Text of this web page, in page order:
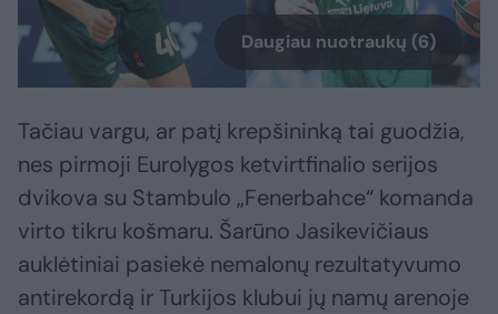
Daugiau nuotraukų (6)
Tačiau vargu, ar patį krepšininką tai guodžia,
nes pirmoji Eurolygos ketvirtfinalio serijos
dvikova su Stambulo „Fenerbahce“ komanda
virto tikru košmaru. Šarūno Jasikevičiaus
auklėtiniai pasiekė nemalonų rezultatyvumo
antirekordą ir Turkijos klubui jų namų arenoje